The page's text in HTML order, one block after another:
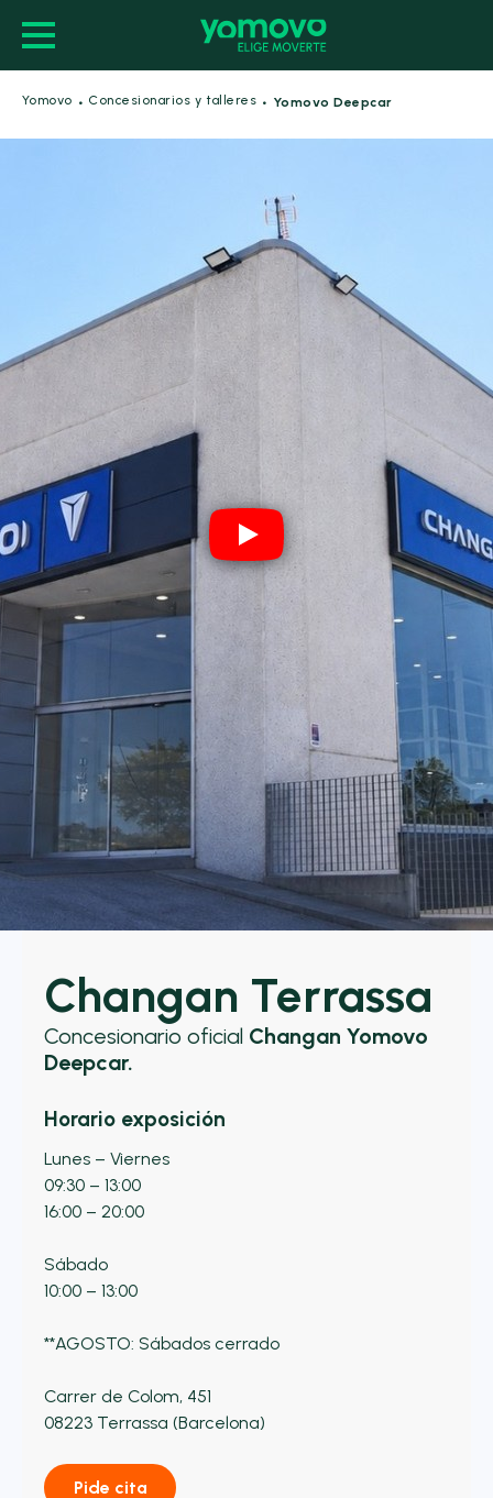
Yomovo · Concesionarios y talleres · Yomovo Deepcar
Changan Terrassa
Concesionario oficial Changan Yomovo
Deepcar.
Horario exposición
Lunes – Viernes
09:30 – 13:00
16:00 – 20:00
Sábado
10:00 – 13:00
**AGOSTO: Sábados cerrado
Carrer de Colom, 451
08223 Terrassa (Barcelona)
Pide cita